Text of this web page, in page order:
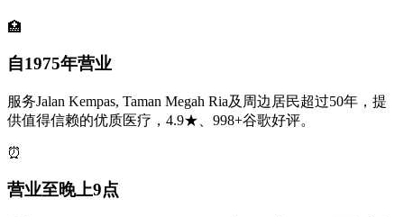
🏥
自1975年营业
服务Jalan Kempas, Taman Megah Ria及周边居民超过50年，提
供值得信赖的优质医疗，4.9★、998+谷歌好评。
⏰
营业至晚上9点